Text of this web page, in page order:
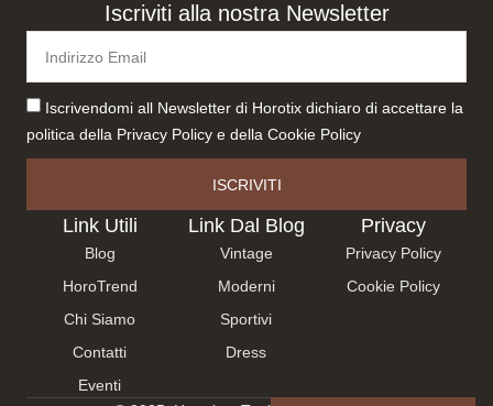
Link Utili
Blog
HoroTrend
Chi Siamo
Contatti
Eventi
Link Dal Blog
Vintage
Moderni
Sportivi
Dress
Privacy
Privacy Policy
Cookie Policy
Iscriviti alla nostra Newsletter
Iscrivendomi all Newsletter di Horotix dichiaro di accettare la
politica della Privacy Policy e della Cookie Policy
ISCRIVITI